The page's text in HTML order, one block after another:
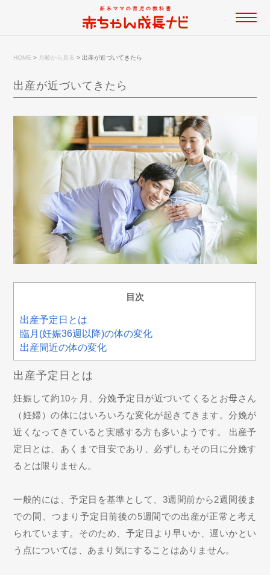
HOME > 月齢から見る >出産が近づいてきたら
出産が近づいてきたら
目次
出産予定日とは
臨月(妊娠36週以降)の体の変化
出産間近の体の変化
出産予定日とは
妊娠して約10ヶ月、分娩予定日が近づいてくるとお母さん
（妊婦）の体にはいろいろな変化が起きてきます。分娩が
近くなってきていると実感する方も多いようです。 出産予
定日とは、あくまで目安であり、必ずしもその日に分娩す
るとは限りません。
一般的には、予定日を基準として、3週間前から2週間後ま
での間、つまり予定日前後の5週間での出産が正常と考え
られています。そのため、予定日より早いか、遅いかとい
う点については、あまり気にすることはありません。